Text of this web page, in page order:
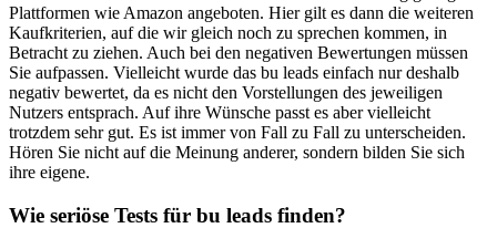
Plattformen wie Amazon angeboten. Hier gilt es dann die weiteren
Kaufkriterien, auf die wir gleich noch zu sprechen kommen, in
Betracht zu ziehen. Auch bei den negativen Bewertungen müssen
Sie aufpassen. Vielleicht wurde das bu leads einfach nur deshalb
negativ bewertet, da es nicht den Vorstellungen des jeweiligen
Nutzers entsprach. Auf ihre Wünsche passt es aber vielleicht
trotzdem sehr gut. Es ist immer von Fall zu Fall zu unterscheiden.
Hören Sie nicht auf die Meinung anderer, sondern bilden Sie sich
ihre eigene.
Wie seriöse Tests für bu leads finden?